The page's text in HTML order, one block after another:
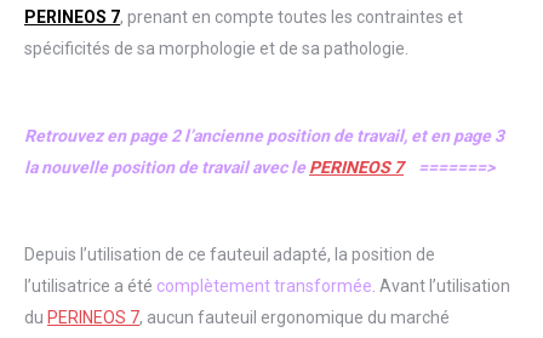
PERINEOS 7, prenant en compte toutes les contraintes et
spécificités de sa morphologie et de sa pathologie.
Retrouvez en page2 l’ancienne position de travail, et en page 3
la nouvelle position de travail avec lePERINEOS 7 =======>
Depuis l’utilisation de ce fauteuil adapté, la position de
l’utilisatrice a été complètement transformée . Avant l’utilisation
du PERINEOS 7, aucun fauteuil ergonomique du marché